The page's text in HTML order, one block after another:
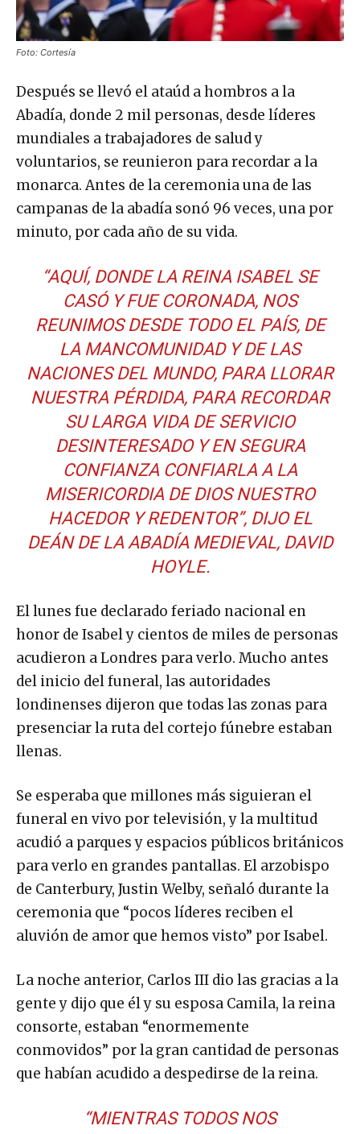
Foto: Cortesía
Después se llevó el ataúd a hombros a la
Abadía, donde 2 mil personas, desde líderes
mundiales a trabajadores de salud y
voluntarios, se reunieron para recordar a la
monarca. Antes de la ceremonia una de las
campanas de la abadía sonó 96 veces, una por
minuto, por cada año de su vida.
“AQUÍ, DONDE LA REINA ISABEL SE
CASÓ Y FUE CORONADA, NOS
REUNIMOS DESDE TODO EL PAÍS, DE
LA MANCOMUNIDAD Y DE LAS
NACIONES DEL MUNDO, PARA LLORAR
NUESTRA PÉRDIDA, PARA RECORDAR
SU LARGA VIDA DE SERVICIO
DESINTERESADO Y EN SEGURA
CONFIANZA CONFIARLA A LA
MISERICORDIA DE DIOS NUESTRO
HACEDOR Y REDENTOR”, DIJO EL
DEÁN DE LA ABADÍA MEDIEVAL, DAVID
HOYLE.
El lunes fue declarado feriado nacional en
honor de Isabel y cientos de miles de personas
acudieron a Londres para verlo. Mucho antes
del inicio del funeral, las autoridades
londinenses dijeron que todas las zonas para
presenciar la ruta del cortejo fúnebre estaban
llenas.
Se esperaba que millones más siguieran el
funeral en vivo por televisión, y la multitud
acudió a parques y espacios públicos británicos
para verlo en grandes pantallas. El arzobispo
de Canterbury, Justin Welby, señaló durante la
ceremonia que “pocos líderes reciben el
aluvión de amor que hemos visto” por Isabel.
La noche anterior, Carlos III dio las gracias a la
gente y dijo que él y su esposa Camila, la reina
consorte, estaban “enormemente
conmovidos” por la gran cantidad de personas
que habían acudido a despedirse de la reina.
“MIENTRAS TODOS NOS